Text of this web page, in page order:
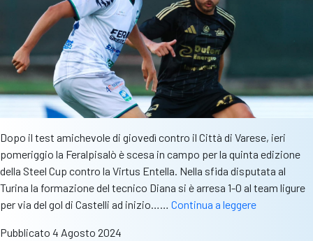
A
Ciliverghe
ero
triste”
Dopo il test amichevole di giovedì contro il Città di Varese, ieri
pomeriggio la Feralpisalò è scesa in campo per la quinta edizione
della Steel Cup contro la Virtus Entella. Nella sfida disputata al
Turina la formazione del tecnico Diana si è arresa 1-0 al team ligure
per via del gol di Castelli ad inizio…… Continua a leggereSteel
Pubblicato 4 Agosto 2024